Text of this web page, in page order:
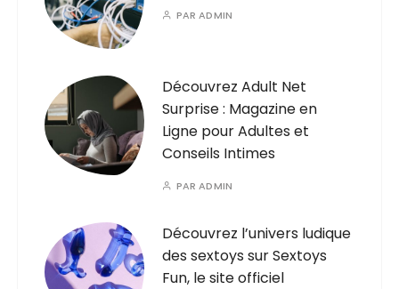
PARADMIN
Découvrez Adult Net
Surprise : Magazine en
Ligne pour Adultes et
Conseils Intimes
PARADMIN
Découvrez l’univers ludique
des sextoys sur Sextoys
Fun, le site officiel